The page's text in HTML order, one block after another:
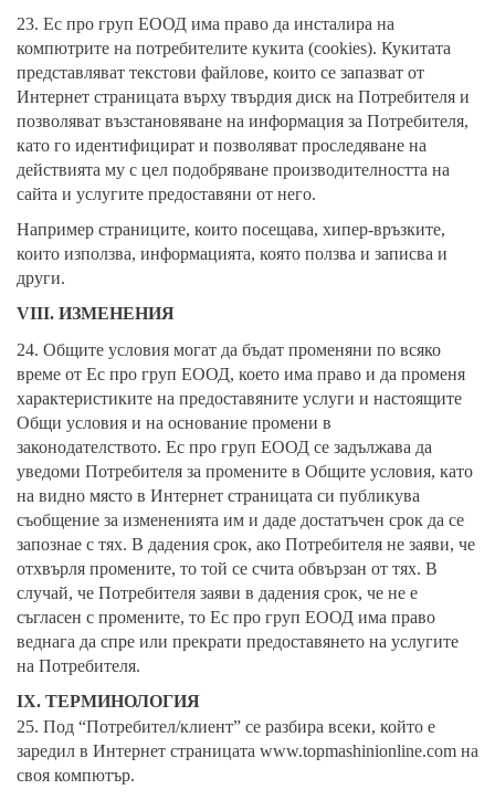
23. Ес про груп ЕООД има право да инсталира на
компютрите на потребителите кукита (cookies). Кукитата
представляват текстови файлове, които се запазват от
Интернет страницата върху твърдия диск на Потребителя и
позволяват възстановяване на информация за Потребителя,
като го идентифицират и позволяват проследяване на
действията му с цел подобряване производителността на
сайта и услугите предоставяни от него.
Например страниците, които посещава, хипер-връзките,
които използва, информацията, която ползва и записва и
други.
VIII. ИЗМЕНЕНИЯ
24. Общите условия могат да бъдат променяни по всяко
време от Ес про груп ЕООД, което има право и да променя
характеристиките на предоставяните услуги и настоящите
Общи условия и на основание промени в
законодателството. Ес про груп ЕООД се задължава да
уведоми Потребителя за промените в Общите условия, като
на видно място в Интернет страницата си публикува
съобщение за измененията им и даде достатъчен срок да се
запознае с тях. В дадения срок, ако Потребителя не заяви, че
отхвърля промените, то той се счита обвързан от тях. В
случай, че Потребителя заяви в дадения срок, че не е
съгласен с промените, то Ес про груп ЕООД има право
веднага да спре или прекрати предоставянето на услугите
на Потребителя.
IX. ТЕРМИНОЛОГИЯ
25. Под “Потребител/клиент” се разбира всеки, който е
заредил в Интернет страницата www.topmashinionline.com на
своя компютър.